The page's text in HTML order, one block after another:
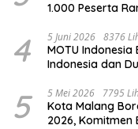
1.000 Peserta
4 5 Juni 2026 8376
MOTU
Indonesia dan
5 5 Mei 2026 7795
Kota Malang
2026, Komitmen